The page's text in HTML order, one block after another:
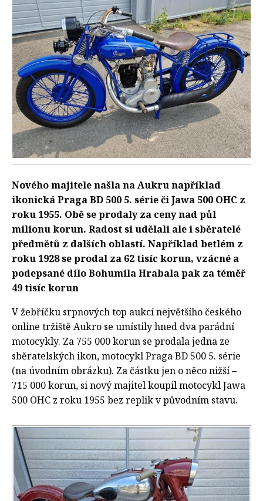
Nového majitele našla na Aukru například
ikonická Praga BD 500 5. série či Jawa 500 OHC z
roku 1955. Obě se prodaly za ceny nad půl
milionu korun. Radost si udělali ale i sběratelé
předmětů z dalších oblastí. Například betlém z
roku 1928 se prodal za 62 tisíc korun, vzácné a
podepsané dílo Bohumila Hrabala pak za téměř
49 tisíc korun
V žebříčku srpnových top aukcí největšího českého
online tržiště Aukro se umístily hned dva parádní
motocykly. Za 755 000 korun se prodala jedna ze
sběratelských ikon, motocykl Praga BD 500 5. série
(na úvodním obrázku). Za částku jen o něco nižší –
715 000 korun, si nový majitel koupil motocykl Jawa
500 OHC z roku 1955 bez replik v původním stavu.